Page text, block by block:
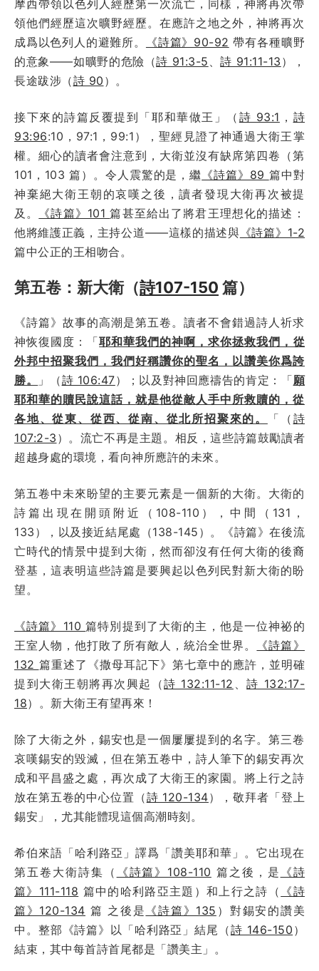
摩西帶領以色列人經歷第一次流亡，同樣，神將再次帶
領他們經歷這次曠野經歷。在應許之地之外，神將再次
成爲以色列人的避難所。
《詩篇》90-92 帶有各種曠野
的意象——如曠野的危險（詩 91:3-5 、詩 91:11-13 ），
長途跋涉（詩 90 ）。
接下來的詩篇反覆提到「耶和華做王」（ 詩 93:1 ， 詩
93:96:10，97:1，99:1），聖經見證了神通過大衛王掌
權。細心的讀者會注意到，大衛並沒有缺席第四卷（第
101，103 篇）。令人震驚的是，繼 《詩篇》89 篇中對
神棄絕大衛王朝的哀嘆之後，讀者發現大衛再次被提
及。
《詩篇》101篇甚至給出了將君王理想化的描述：
他將維護正義，主持公道——這樣的描述與 《詩篇》1-2
篇中公正的王相吻合。
第五卷：新大衛（詩107-150 篇）
《詩篇》故事的高潮是第五卷。讀者不會錯過詩人祈求
神恢復國度：「耶和華我們的神啊，求你拯救我們，從
外邦中招聚我們，我們好稱讚你的聖名，以讚美你爲誇
勝。
」（詩 106:47）；以及對神回應禱告的肯定：「願
耶和華的贖民說這話，就是他從敵人手中所救贖的，從
各地、從東、從西、從南、從北所招聚來的。
「（ 詩
107:2-3 ）。流亡不再是主題。相反，這些詩篇鼓勵讀者
超越身處的環境，看向神所應許的未來。
第五卷中未來盼望的主要元素是一個新的大衛。大衛的
詩篇出現在開頭附近（108-110），中間（131，
133），以及接近結尾處（138-145）。《詩篇》在後流
亡時代的情景中提到大衛，然而卻沒有任何大衛的後裔
登基，這表明這些詩篇是要興起以色列民對新大衛的盼
望。
《詩篇》110篇特別提到了大衛的主，他是一位神祕的
王室人物，他打敗了所有敵人，統治全世界。
《詩篇》
132 篇重述了《撒母耳記下》第七章中的應許，並明確
提到大衛王朝將再次興起（詩 132:11-12 、詩 132:17-
18）。新大衛王有望再來！
除了大衛之外，錫安也是一個屢屢提到的名字。第三卷
哀嘆錫安的毀滅，但在第五卷中，詩人筆下的錫安再次
成和平昌盛之處，再次成了大衛王的家園。將上行之詩
放在第五卷的中心位置（詩 120-134），敬拜者「登上
錫安」，尤其能體現這個高潮時刻。
希伯來語「哈利路亞」譯爲「讚美耶和華」。它出現在
第五卷大衛詩集（
《詩篇》108-110 篇之後，是 《詩
篇》111-118 篇中的哈利路亞主題）和上行之詩（ 《詩
篇》120-134 篇 之後是 《詩篇》135 ）對錫安的讚美
中。整部《詩篇》以「哈利路亞」結尾（詩 146-150 ）
結束，其中每首詩首尾都是「讚美主」。